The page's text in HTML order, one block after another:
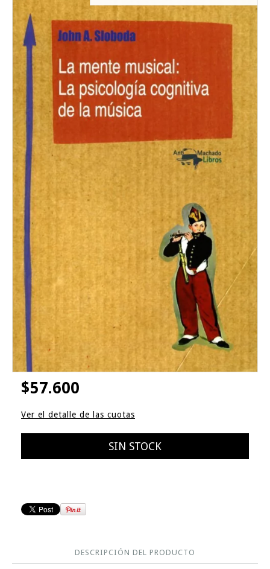
$57.600
Ver el detalle de las cuotas
DESCRIPCIÓN DEL PRODUCTO